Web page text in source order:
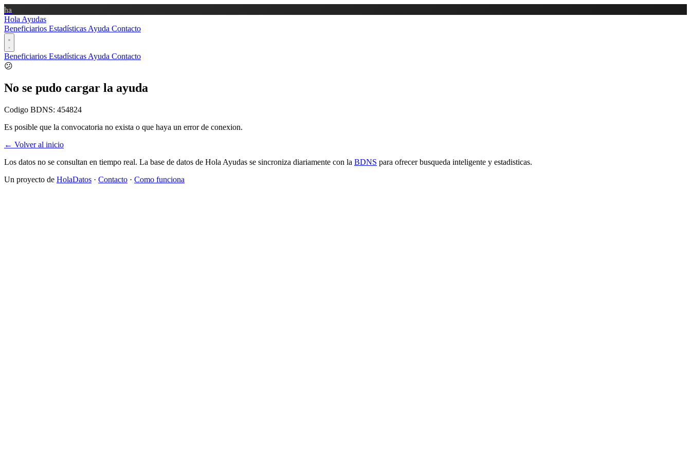
ha
Hola Ayudas
Beneficiarios Estadísticas Ayuda Contacto
Beneficiarios Estadísticas Ayuda Contacto
😕
No se pudo cargar la ayuda
Codigo BDNS: 454824
Es posible que la convocatoria no exista o que haya un error de conexion.
← Volver al inicio
Los datos no se consultan en tiempo real. La base de datos de Hola Ayudas se sincroniza diariamente con la BDNS para ofrecer busqueda inteligente y estadisticas.
Un proyecto de HolaDatos · Contacto · Como funciona